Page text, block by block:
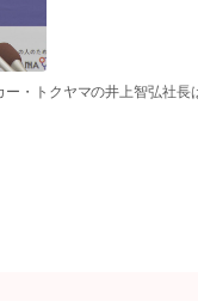
・トクヤマの井上智弘社